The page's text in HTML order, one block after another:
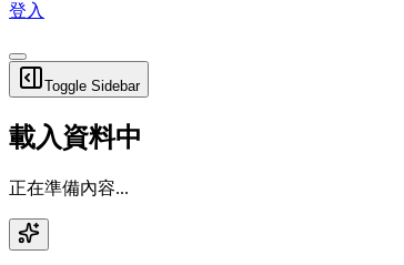
登入
Toggle Sidebar
載入資料中
正在準備內容...